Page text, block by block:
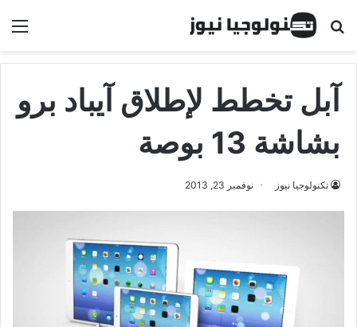
البحث عن
آبل تخطط لإطلاق آيباد برو
بشاشة 13 بوصة
تكنولوجيا نيوز نوفمبر 23, 2013